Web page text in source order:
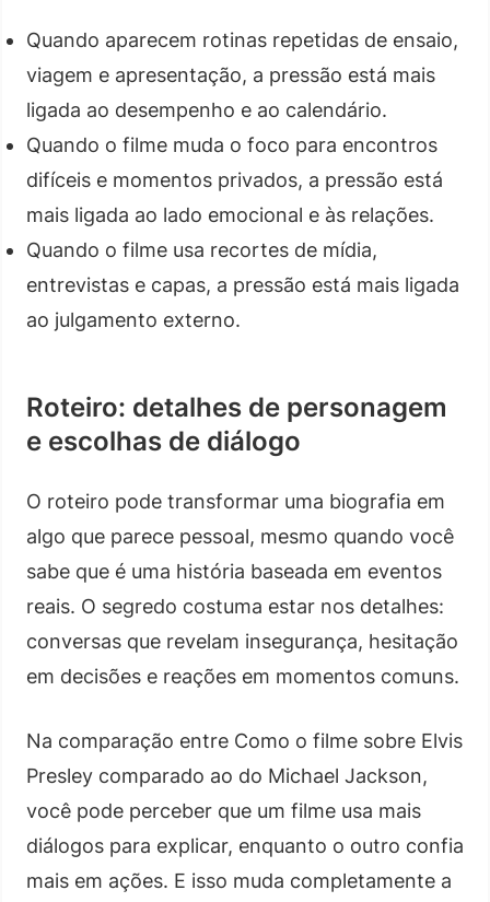
Quando aparecem rotinas repetidas de ensaio,
viagem e apresentação, a pressão está mais
ligada ao desempenho e ao calendário.
Quando o filme muda o foco para encontros
difíceis e momentos privados, a pressão está
mais ligada ao lado emocional e às relações.
Quando o filme usa recortes de mídia,
entrevistas e capas, a pressão está mais ligada
ao julgamento externo.
Roteiro: detalhes de personagem
e escolhas de diálogo
O roteiro pode transformar uma biografia em
algo que parece pessoal, mesmo quando você
sabe que é uma história baseada em eventos
reais. O segredo costuma estar nos detalhes:
conversas que revelam insegurança, hesitação
em decisões e reações em momentos comuns.
Na comparação entre Como o filme sobre Elvis
Presley comparado ao do Michael Jackson,
você pode perceber que um filme usa mais
diálogos para explicar, enquanto o outro confia
mais em ações. E isso muda completamente a